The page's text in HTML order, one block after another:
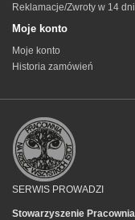
Reklamacje/Zwroty w 14 dni
Moje konto
Moje konto
Historia zamówień
SERWIS PROWADZI
Stowarzyszenie Pracownia